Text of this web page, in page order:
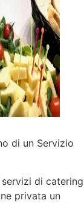
di un Servizio
servizi di catering
privata un